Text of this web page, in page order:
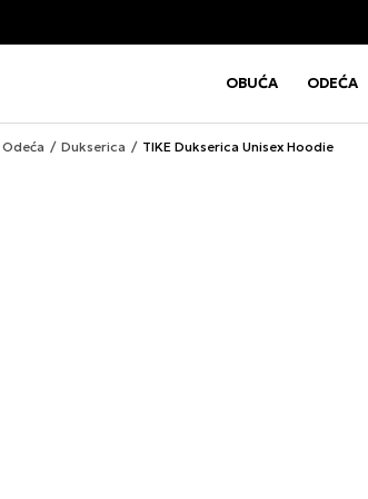
OBUĆA ODEĆA
Odeća Dukserica TIKE Dukserica Unisex Hoodie